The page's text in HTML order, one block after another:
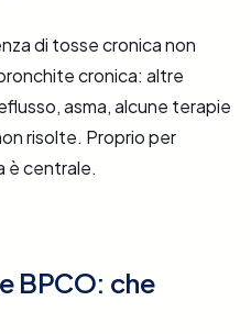
di tosse cronica non
cronica: altre
asma, alcune terapie
risolte. Proprio per
è centrale.
BPCO: che